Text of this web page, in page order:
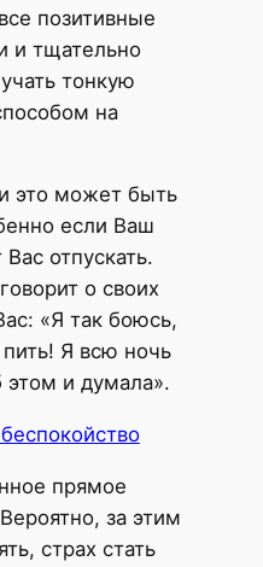
позитивные
и тщательно
тонкую
на
это может быть
если Ваш
отпускать.
о своих
«Я так боюсь,
Я всю ночь
этом и думала».
прямое
за этим
страх стать